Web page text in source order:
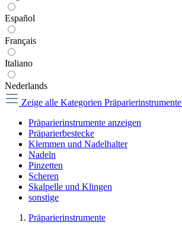
Español
Français
Italiano
Nederlands
Zeige alle Kategorien Präparierinstrumente
Präparierinstrumente anzeigen
Präparierbestecke
Klemmen und Nadelhalter
Nadeln
Pinzetten
Scheren
Skalpelle und Klingen
sonstige
Präparierinstrumente